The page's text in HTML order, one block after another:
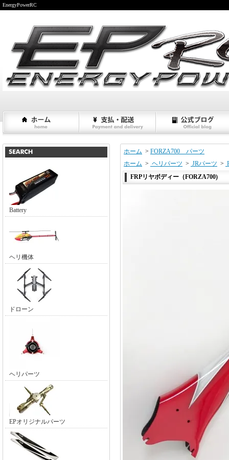
EnergyPowerRC
Battery
ヘリ機体
ドローン
ヘリパーツ
EPオリジナルパーツ
ホーム > FORZA700 パーツ
ホーム > ヘリパーツ > JRパーツ >
FRPリヤボディー（FORZA700)